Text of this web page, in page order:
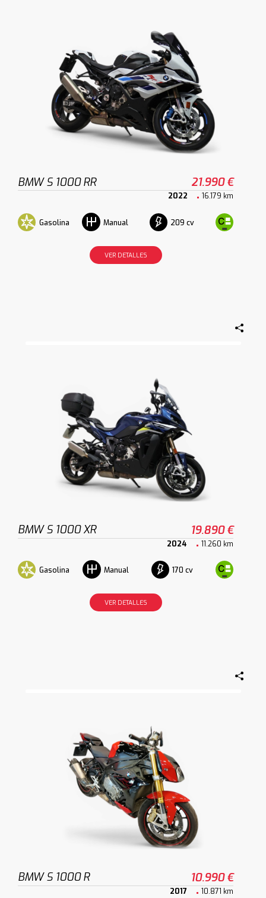
BMW S 1000 RR 21.990 €
2022 16.179 km
Gasolina Manual 209 cv
VER DETALLES
BMW S 1000 XR 19.890 €
2024 11.260 km
Gasolina Manual 170 cv
VER DETALLES
BMW S 1000 R 10.990 €
2017 10.871 km